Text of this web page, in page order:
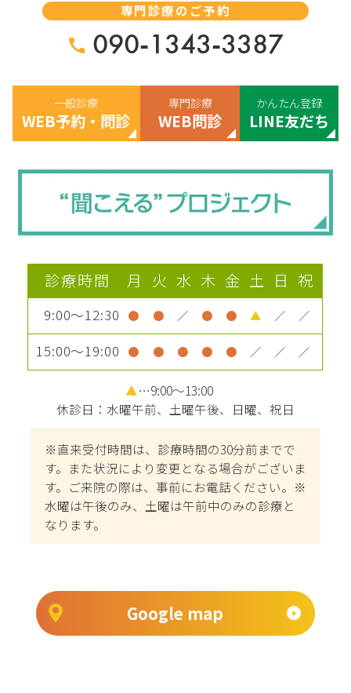
専門診療のご予約
090-1343-3387
一般診療
WEB予約・問診
専門診療
WEB問診
かんたん登録
LINE友だち
診療時間 月 火 水 木 金 土 日 祝
9:00～12:30 ● ● ／ ● ● ▲ ／ ／
15:00～19:00 ● ● ● ● ● ／ ／ ／
▲…9:00～13:00
休診日：水曜午前、土曜午後、日曜、祝日
※直来受付時間は、診療時間の30分前までで
す。また状況により変更となる場合がございま
す。ご来院の際は、事前にお電話ください。※
水曜は午後のみ、土曜は午前中のみの診療と
なります。
Google map